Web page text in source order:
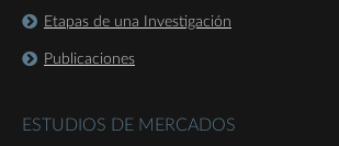
Etapas de una Investigación
Publicaciones
ESTUDIOS DE MERCADOS